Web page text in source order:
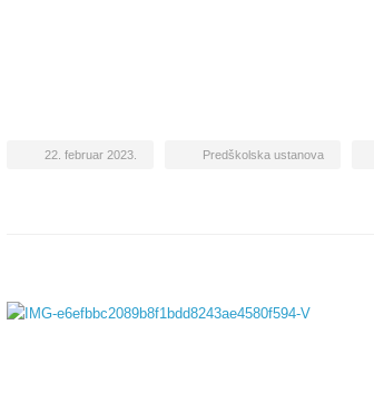
22. februar 2023. Predškolska ustanova